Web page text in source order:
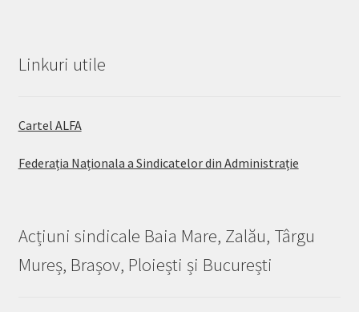
Linkuri utile
Cartel ALFA
Federația Naționala a Sindicatelor din Administrație
Acțiuni sindicale Baia Mare, Zalău, Târgu
Mureș, Brașov, Ploiești și București